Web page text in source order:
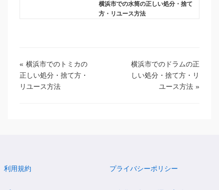
横浜市での水筒の正しい処分・捨て
方・リユース方法
« 横浜市でのトミカの
正しい処分・捨て方・
リユース方法
横浜市でのドラムの正
しい処分・捨て方・リ
ユース方法 »
利用規約 プライバシーポリシー